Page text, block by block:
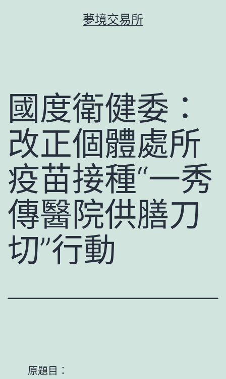
夢境交易所
國度衛健委：
改正個體處所
疫苗接種“一秀
傳醫院供膳刀
切”行動
原題目：